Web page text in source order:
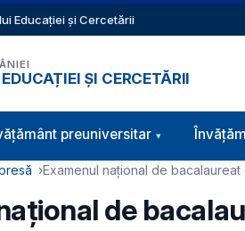
Educației și Cercetării
ȘI CERCETĂRII
preuniversitar
Examenul naţional de
de